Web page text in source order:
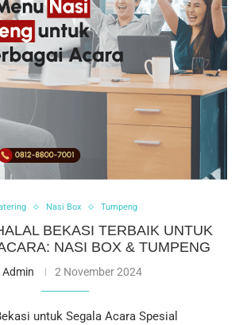
Nasi Box Tumpeng
BEKASI TERBAIK UNTUK
NASI BOX & TUMPENG
Admin 2 November 2024
untuk Segala Acara Spesial